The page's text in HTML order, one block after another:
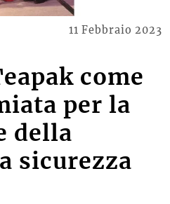
11 Febbraio 2023
come
per la
della
sicurezza